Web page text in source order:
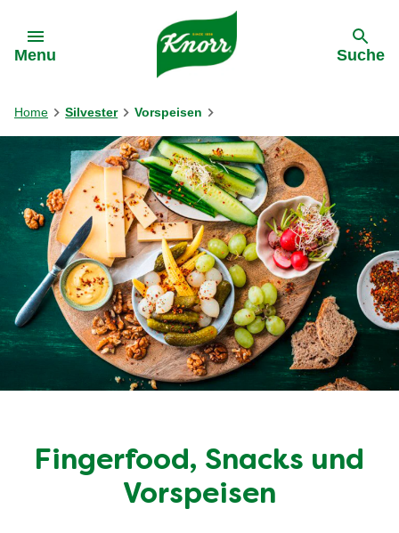
Menu Suche
Home Silvester Vorspeisen
Fingerfood, Snacks und
Vorspeisen